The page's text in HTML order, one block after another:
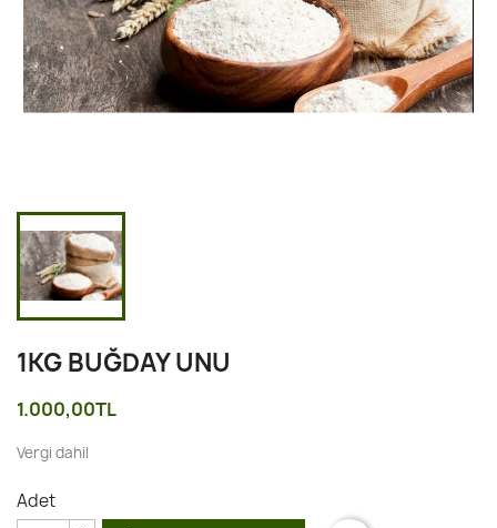
1KG BUĞDAY UNU
1.000,00TL
Vergi dahil
Adet